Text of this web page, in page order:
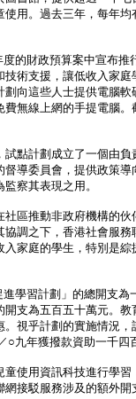
用。過去三年，每年
的財政預算案中宣布推
術支援，讓低收入家庭
向這些人士提供電腦軟
無線上網的手提電腦
點計劃成立了一個由負
導委員會，提供政策導
察其表現之用。
區推動非政府機構的伙
調之下，香港社會服
家庭的學生，特別是綜
學習計劃」的總開支為
支為五百五十萬元。教
視乎計劃的實施情況，
○九年獲撥款資助一千四
使用資訊科技進行學習
接駁服務涉及的額外開